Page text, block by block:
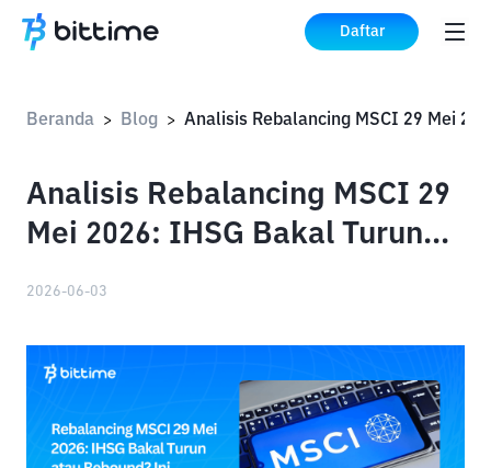
Daftar
Beranda > Blog >
Analisis Rebalancing MSCI 29
Mei 2026: IHSG Bakal Turun
2026-06-03